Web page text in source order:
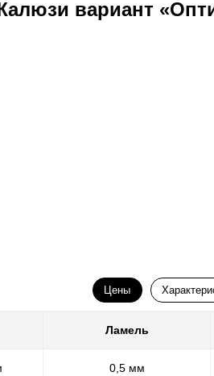
вариант
Цены
Ламель
0,5 мм